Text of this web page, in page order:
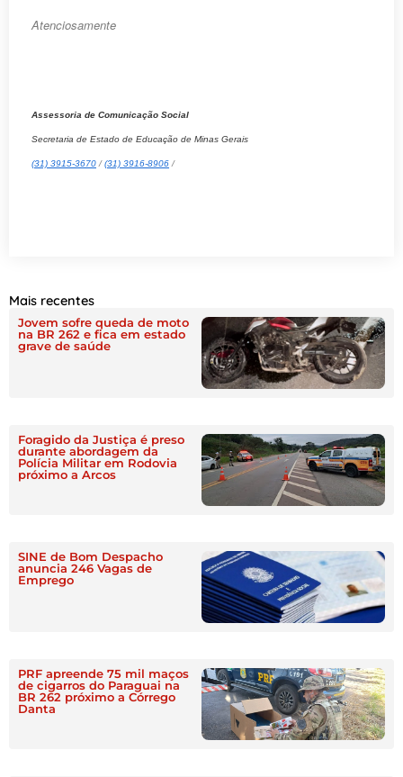
Atenciosamente
Assessoria de Comunicação Social
Secretaria de Estado de Educação de Minas Gerais
(31) 3915-3670 /(31) 3916-8906 /
Mais recentes
Jovem sofre queda de moto
na BR 262 e fica em estado
grave de saúde
Foragido da Justiça é preso
durante abordagem da
Polícia Militar em Rodovia
próximo a Arcos
SINE de Bom Despacho
anuncia 246 Vagas de
Emprego
PRF apreende 75 mil maços
de cigarros do Paraguai na
BR 262 próximo a Córrego
Danta